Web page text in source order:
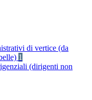
di vertice (da
1
(dirigenti non